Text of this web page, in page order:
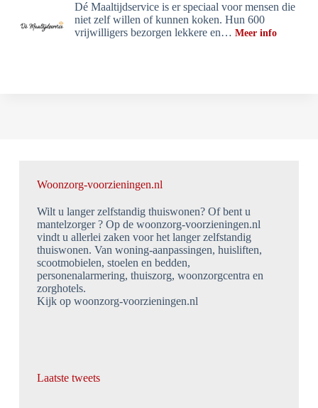
Dé Maaltijdservice is er speciaal voor mensen die
niet zelf willen of kunnen koken. Hun 600
vrijwilligers bezorgen lekkere en… Meer info
Woonzorg-voorzieningen.nl
Wilt u langer zelfstandig thuiswonen? Of bent u
mantelzorger ? Op de woonzorg-voorzieningen.nl
vindt u allerlei zaken voor het langer zelfstandig
thuiswonen. Van woning-aanpassingen, huisliften,
scootmobielen, stoelen en bedden,
personenalarmering, thuiszorg, woonzorgcentra en
zorghotels.
Kijk op woonzorg-voorzieningen.nl
Laatste tweets